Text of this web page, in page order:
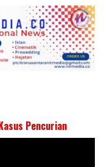
Pencurian